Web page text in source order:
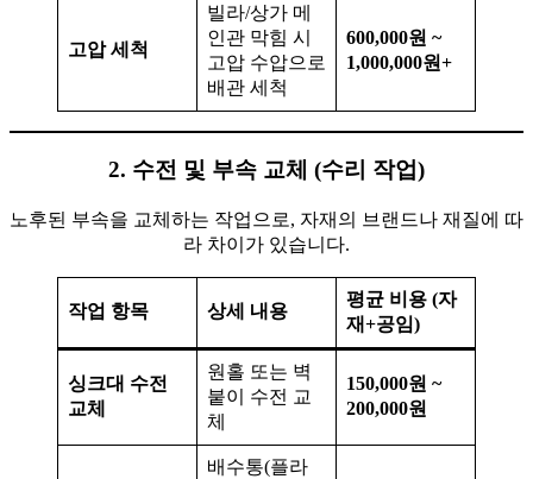
고압 세척
빌라/상가 메
인관 막힘 시
고압 수압으로
배관 세척
600,000원 ~
1,000,000원+
2. 수전 및 부속 교체 (수리 작업)
노후된 부속을 교체하는 작업으로, 자재의 브랜드나 재질에 따
라 차이가 있습니다.
작업 항목 상세 내용
평균 비용 (자
재+공임)
싱크대 수전
교체
원홀 또는 벽
붙이 수전 교
체
150,000원 ~
200,000원
배수통(플라